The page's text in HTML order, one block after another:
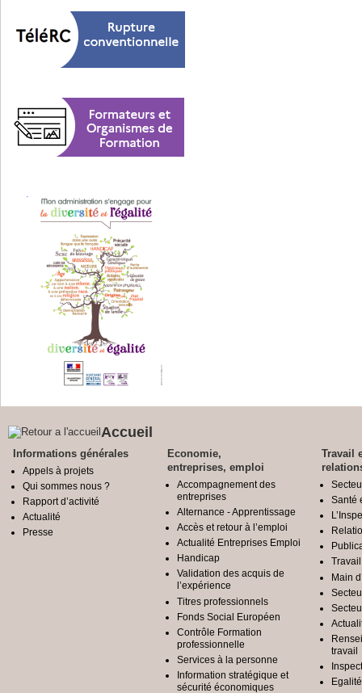
Accueil
Informations générales
Appels à projets
Qui sommes nous ?
Rapport d’activité
Actualité
Presse
Economie,
entreprises, emploi
Accompagnement des
entreprises
Alternance - Apprentissage
Accès et retour à l’emploi
Actualité Entreprises Emploi
Handicap
Validation des acquis de
l’expérience
Titres professionnels
Fonds Social Européen
Contrôle Formation
professionnelle
Services à la personne
Information stratégique et
sécurité économiques
Travail
Santé
Main
travail